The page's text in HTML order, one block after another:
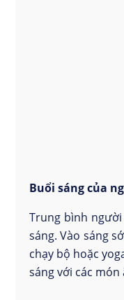
Buổi sáng của
Trung bình
sáng. Vào sáng
chạy bộ hoặc
sáng với các